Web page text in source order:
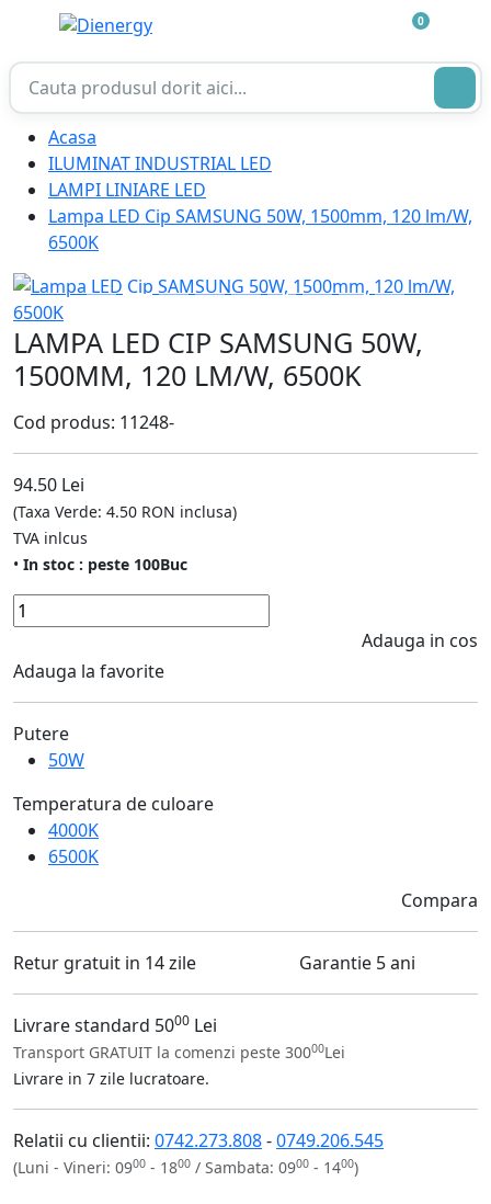
0
Acasa
ILUMINAT INDUSTRIAL LED
LAMPI LINIARE LED
Lampa LED Cip SAMSUNG 50W, 1500mm, 120 lm/W,
6500K
LAMPA LED CIP SAMSUNG 50W,
1500MM, 120 LM/W, 6500K
Cod produs: 11248-
94.50 Lei
(Taxa Verde: 4.50 RON inclusa)
TVA inlcus
• In stoc : peste 100Buc
Adauga in cos
Adauga la favorite
Putere
50W
Temperatura de culoare
4000K
6500K
Compara
Retur gratuit in 14 zile Garantie 5 ani
Livrare standard 5000 Lei
Transport GRATUIT la comenzi peste 30000Lei
Livrare in 7 zile lucratoare.
Relatii cu clientii: 0742.273.808-0749.206.545
(Luni - Vineri: 0900 - 1800 / Sambata: 0900 - 1400)